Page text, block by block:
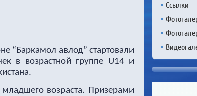
Ссылки
“Баркамол авлод” стартовали
в возрастной группе U14 и
возраста. Призерами